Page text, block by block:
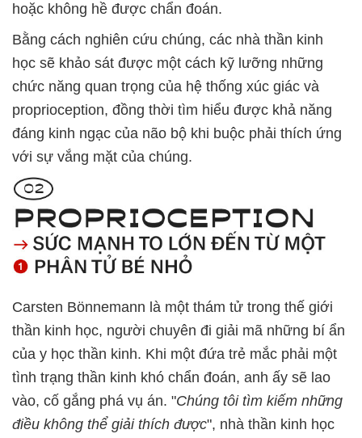
hoặc không hề được chẩn đoán.
Bằng cách nghiên cứu chúng, các nhà thần kinh
học sẽ khảo sát được một cách kỹ lưỡng những
chức năng quan trọng của hệ thống xúc giác và
proprioception, đồng thời tìm hiểu được khả năng
đáng kinh ngạc của não bộ khi buộc phải thích ứng
với sự vắng mặt của chúng.
Carsten Bönnemann là một thám tử trong thế giới
thần kinh học, người chuyên đi giải mã những bí ẩn
của y học thần kinh. Khi một đứa trẻ mắc phải một
tình trạng thần kinh khó chẩn đoán, anh ấy sẽ lao
vào, cố gắng phá vụ án. "Chúng tôi tìm kiếm những
điều không thể giải thích được", nhà thần kinh học